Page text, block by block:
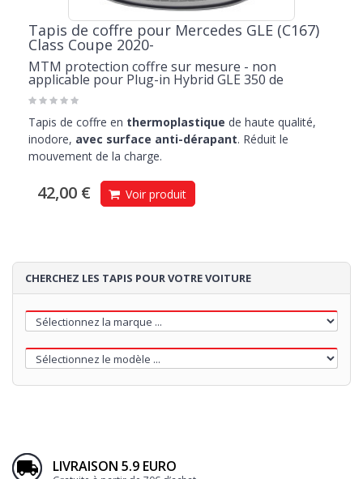
Tapis de coffre pour Mercedes GLE (C167)
Class Coupe 2020-
MTM protection coffre sur mesure - non
applicable pour Plug-in Hybrid GLE 350 de
Tapis de coffre en thermoplastique de haute qualité,
inodore, avec surface anti-dérapant. Réduit le
mouvement de la charge.
42,00 € Voir produit
CHERCHEZ LES TAPIS POUR VOTRE VOITURE
LIVRAISON 5.9 EURO